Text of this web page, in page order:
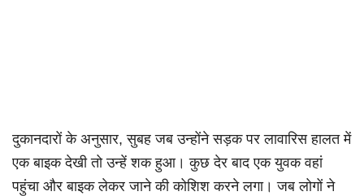
दुकानदारों के अनुसार, सुबह जब उन्होंने सड़क पर लावारिस हालत में
एक बाइक देखी तो उन्हें शक हुआ। कुछ देर बाद एक युवक वहां
पहुंचा और बाइक लेकर जाने की कोशिश करने लगा। जब लोगों ने